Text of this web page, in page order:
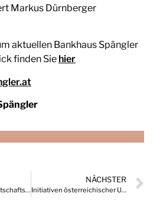
Markus Dürnberger
aktuellen Bankhaus Spängler
finden Sie hier
Osteuropäischer Wirtschaftsraum zunehmend unter Druck
NÄCHSTER
Initiativen österreichischer Unternehmen in Digitalisierung verlieren an Intensität